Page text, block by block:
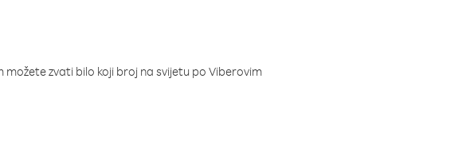
zvati bilo koji broj na svijetu po Viberovim